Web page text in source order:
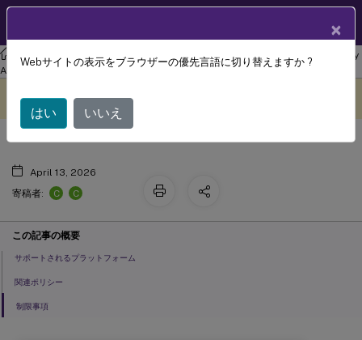
リナックス バーチャル デリバリー エージェント
Linux Virtual Delivery
Agent 2204
翻訳されています。
ファイルのコピーと貼り付け
April 13, 2026
寄稿者:
C C
この記事の概要
サポートされるプラットフォーム
関連ポリシー
制限事項
×
Webサイトの表示をブラウザーの優先言語に切り替えますか ?
はい いいえ